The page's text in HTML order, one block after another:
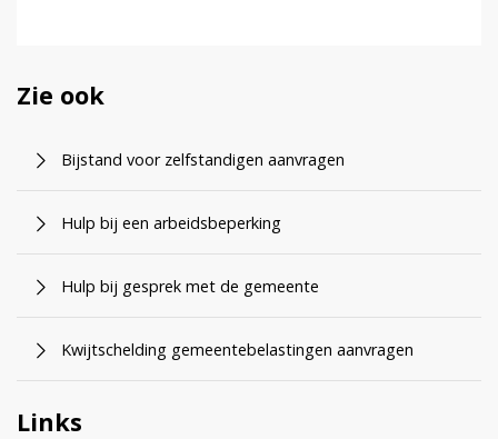
Zie ook
Bijstand voor zelfstandigen aanvragen
Hulp bij een arbeidsbeperking
Hulp bij gesprek met de gemeente
Kwijtschelding gemeentebelastingen aanvragen
Links